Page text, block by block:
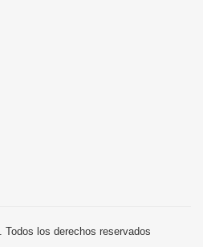
los derechos reservados